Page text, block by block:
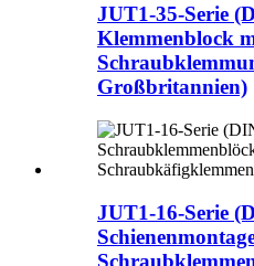
JUT1-35-Serie
Klemmenblock
Großbritannien)
JUT1-16-Serie